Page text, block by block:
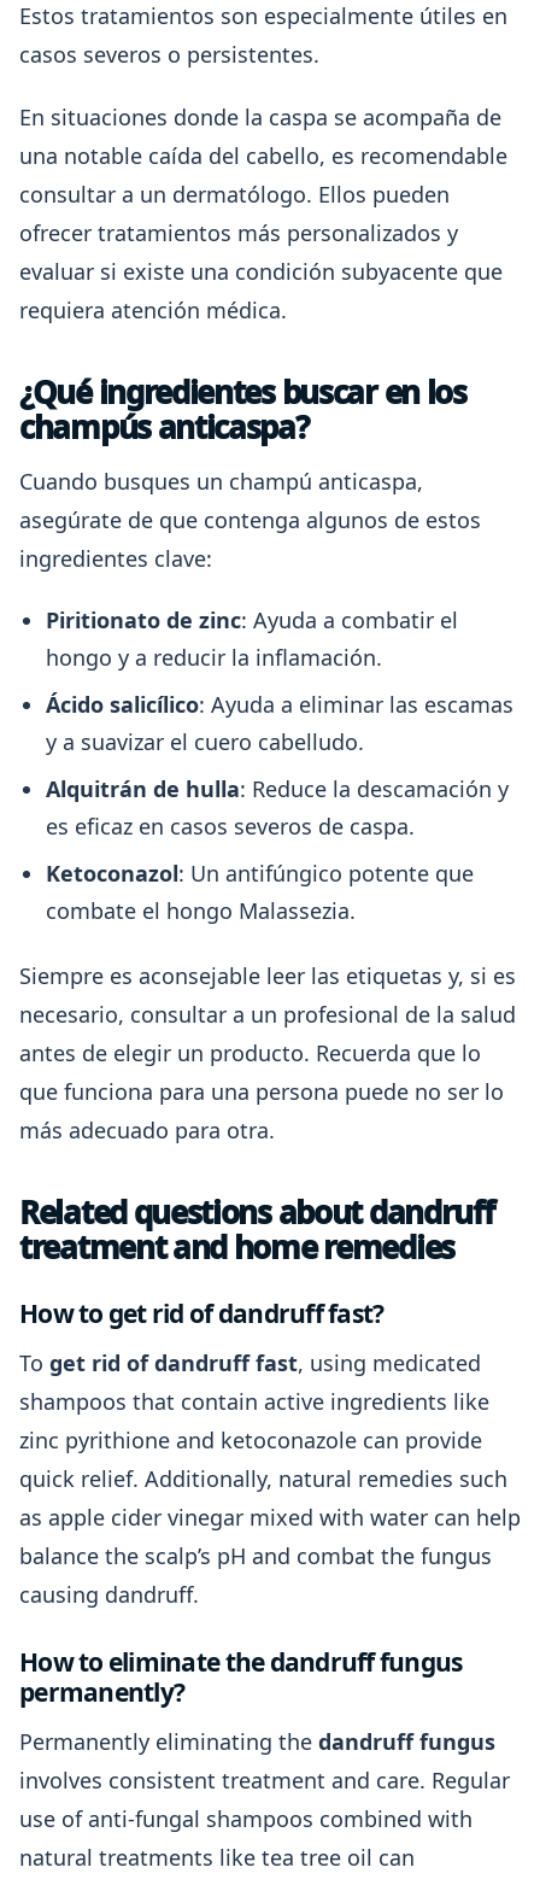
Estos tratamientos son especialmente útiles en
casos severos o persistentes.
En situaciones donde la caspa se acompaña de
una notable caída del cabello, es recomendable
consultar a un dermatólogo. Ellos pueden
ofrecer tratamientos más personalizados y
evaluar si existe una condición subyacente que
requiera atención médica.
¿Qué ingredientes buscar en los
champús anticaspa?
Cuando busques un champú anticaspa,
asegúrate de que contenga algunos de estos
ingredientes clave:
Piritionato de zinc: Ayuda a combatir el
hongo y a reducir la inflamación.
Ácido salicílico: Ayuda a eliminar las escamas
y a suavizar el cuero cabelludo.
Alquitrán de hulla: Reduce la descamación y
es eficaz en casos severos de caspa.
Ketoconazol: Un antifúngico potente que
combate el hongo Malassezia.
Siempre es aconsejable leer las etiquetas y, si es
necesario, consultar a un profesional de la salud
antes de elegir un producto. Recuerda que lo
que funciona para una persona puede no ser lo
más adecuado para otra.
Related questions about dandruff
treatment and home remedies
How to get rid of dandruff fast?
To get rid of dandruff fast, using medicated
shampoos that contain active ingredients like
zinc pyrithione and ketoconazole can provide
quick relief. Additionally, natural remedies such
as apple cider vinegar mixed with water can help
balance the scalp’s pH and combat the fungus
causing dandruff.
How to eliminate the dandruff fungus
permanently?
Permanently eliminating the dandruff fungus
involves consistent treatment and care. Regular
use of anti-fungal shampoos combined with
natural treatments like tea tree oil can